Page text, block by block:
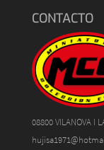
CONTACTO
08800 VILANOVA I